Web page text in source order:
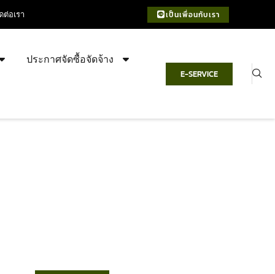
ต่อเรา เป็นเพื่อนกับเรา
ประกาศจัดซื้อจัดจ้าง
E-SERVICE